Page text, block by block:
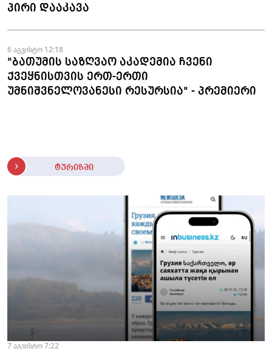
პირი დააკავა
6 აგვისტო 12:18
"ბათუმის საზღვაო აკადემია ჩვენი
ქვეყნისთვის ერთ-ერთი
უმნიშვნელოვანესი რესურსია" - პრემიერი
ტურიზმი
7 აგვისტო 7:22